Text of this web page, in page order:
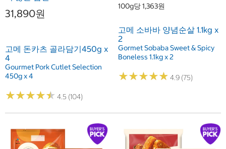
31,890원
고메 돈카츠 골라담기450g x
4
Gourmet Pork Cutlet Selection
450g x 4
★★★★★
★★★★★ 4.5 (104)
100g당 1,363원
고메 소바바 양념순살 1.1kg x
2
Gormet Sobaba Sweet & Spicy
Boneless 1.1kg x 2
★★★★★
★★★★★ 4.9 (75)